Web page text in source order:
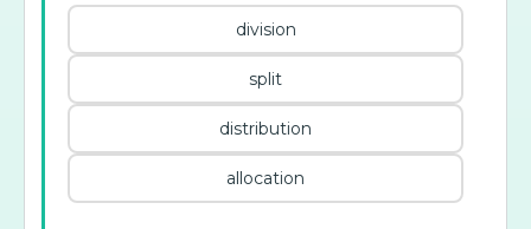
division
split
distribution
allocation